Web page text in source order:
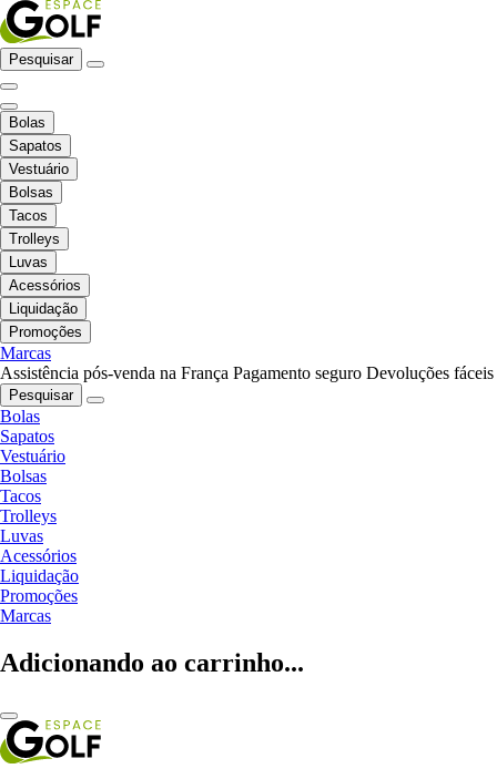
Pesquisar
Bolas
Sapatos
Vestuário
Bolsas
Tacos
Trolleys
Luvas
Acessórios
Liquidação
Promoções
Marcas
Assistência pós-venda na França Pagamento seguro Devoluções fáceis
Pesquisar
Bolas
Sapatos
Vestuário
Bolsas
Tacos
Trolleys
Luvas
Acessórios
Liquidação
Promoções
Marcas
Adicionando ao carrinho...